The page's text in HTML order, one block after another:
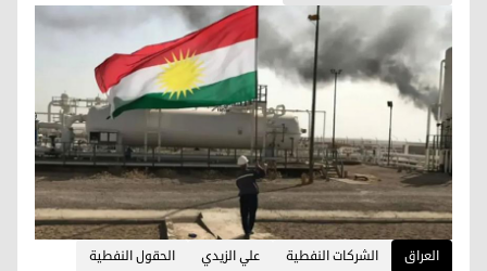
العراق الشركات النفطية علي الزيدي الحقول النفطية